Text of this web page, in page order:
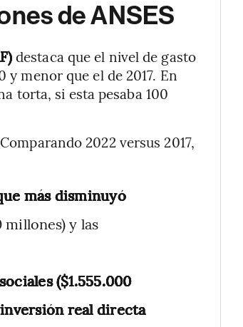
de ANSES
destaca que el nivel de gasto
menor que el de 2017. En
torta, si esta pesaba 100
2022 versus 2017,
más disminuyó
millones) y las
($1.555.000
inversión real directa